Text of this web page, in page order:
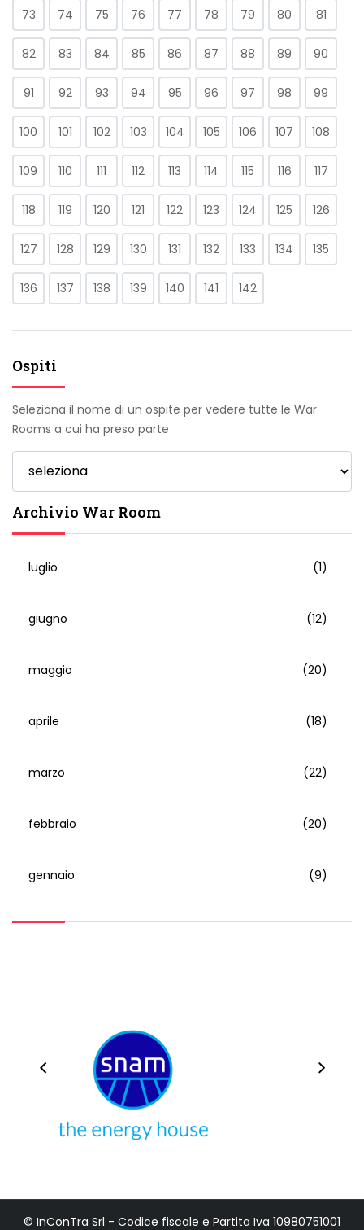
73 74 75 76 77 78 79 80 81
82 83 84 85 86 87 88 89 90
91 92 93 94 95 96 97 98 99
100 101 102 103 104 105 106 107 108
109 110 111 112 113 114 115 116 117
118 119 120 121 122 123 124 125 126
127 128 129 130 131 132 133 134 135
136 137 138 139 140 141 142
Ospiti
Seleziona il nome di un ospite per vedere tutte le War
Rooms a cui ha preso parte
Archivio War Room
luglio (1)
giugno (12)
maggio (20)
aprile (18)
marzo (22)
febbraio (20)
gennaio (9)
© InConTra Srl - Codice fiscale e Partita Iva 10980751001